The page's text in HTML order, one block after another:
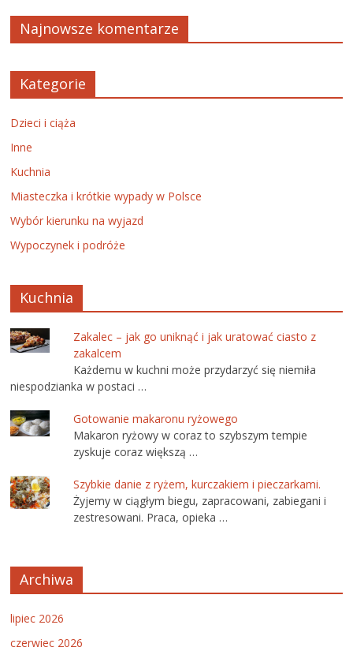
Najnowsze komentarze
Kategorie
Dzieci i ciąża
Inne
Kuchnia
Miasteczka i krótkie wypady w Polsce
Wybór kierunku na wyjazd
Wypoczynek i podróże
Kuchnia
Zakalec – jak go uniknąć i jak uratować ciasto z
zakalcem
Każdemu w kuchni może przydarzyć się niemiła
niespodzianka w postaci …
Gotowanie makaronu ryżowego
Makaron ryżowy w coraz to szybszym tempie
zyskuje coraz większą …
Szybkie danie z ryżem, kurczakiem i pieczarkami.
Żyjemy w ciągłym biegu, zapracowani, zabiegani i
zestresowani. Praca, opieka …
Archiwa
lipiec 2026
czerwiec 2026